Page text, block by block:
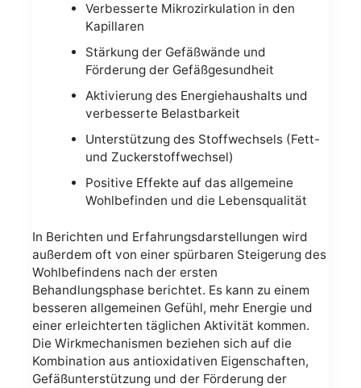
Verbesserte Mikrozirkulation in den
Kapillaren
Stärkung der Gefäßwände und
Förderung der Gefäßgesundheit
Aktivierung des Energiehaushalts und
verbesserte Belastbarkeit
Unterstützung des Stoffwechsels (Fett-
und Zuckerstoffwechsel)
Positive Effekte auf das allgemeine
Wohlbefinden und die Lebensqualität
In Berichten und Erfahrungsdarstellungen wird
außerdem oft von einer spürbaren Steigerung des
Wohlbefindens nach der ersten
Behandlungsphase berichtet. Es kann zu einem
besseren allgemeinen Gefühl, mehr Energie und
einer erleichterten täglichen Aktivität kommen.
Die Wirkmechanismen beziehen sich auf die
Kombination aus antioxidativen Eigenschaften,
Gefäßunterstützung und der Förderung der